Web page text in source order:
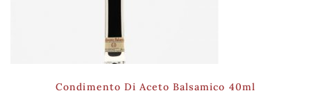
Condimento Di Aceto Balsamico 40ml